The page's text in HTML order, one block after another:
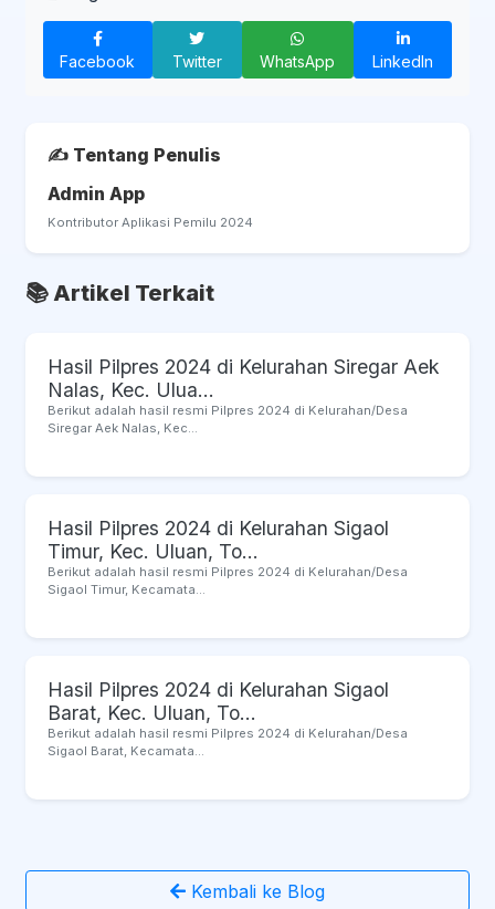
Facebook Twitter WhatsApp LinkedIn
✍️ Tentang Penulis
Admin App
Kontributor Aplikasi Pemilu 2024
📚 Artikel Terkait
Hasil Pilpres 2024 di Kelurahan Siregar Aek
Nalas, Kec. Ulua...
Berikut adalah hasil resmi Pilpres 2024 di Kelurahan/Desa
Siregar Aek Nalas, Kec...
Hasil Pilpres 2024 di Kelurahan Sigaol
Timur, Kec. Uluan, To...
Berikut adalah hasil resmi Pilpres 2024 di Kelurahan/Desa
Sigaol Timur, Kecamata...
Hasil Pilpres 2024 di Kelurahan Sigaol
Barat, Kec. Uluan, To...
Berikut adalah hasil resmi Pilpres 2024 di Kelurahan/Desa
Sigaol Barat, Kecamata...
Kembali ke Blog